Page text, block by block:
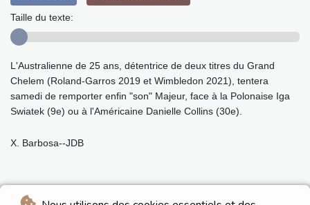
Taille du texte:
L'Australienne de 25 ans, détentrice de deux titres du Grand
Chelem (Roland-Garros 2019 et Wimbledon 2021), tentera
samedi de remporter enfin "son" Majeur, face à la Polonaise Iga
Swiatek (9e) ou à l'Américaine Danielle Collins (30e).
X. Barbosa--JDB